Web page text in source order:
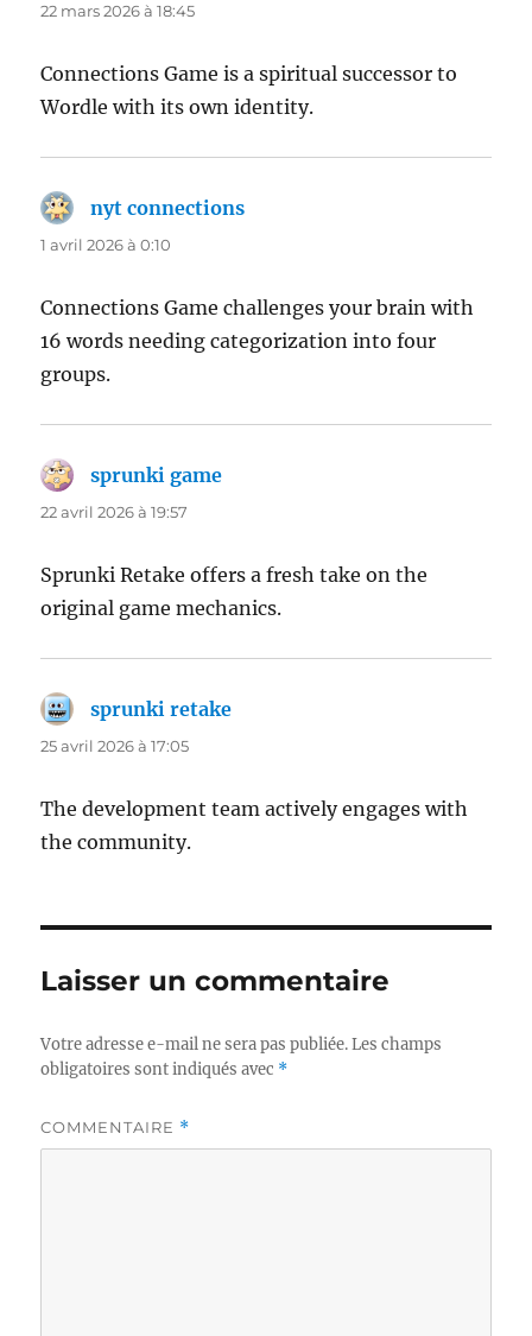
22 mars 2026 à 18:45
Connections Game is a spiritual successor to
Wordle with its own identity.
nyt connections
1 avril 2026 à 0:10
Connections Game challenges your brain with
16 words needing categorization into four
groups.
sprunki game
22 avril 2026 à 19:57
Sprunki Retake offers a fresh take on the
original game mechanics.
sprunki retake
25 avril 2026 à 17:05
The development team actively engages with
the community.
Laisser un commentaire
Votre adresse e-mail ne sera pas publiée. Les champs
obligatoires sont indiqués avec *
COMMENTAIRE *